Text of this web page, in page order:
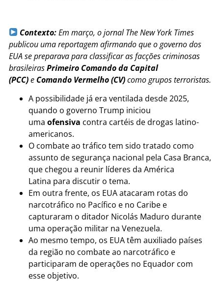
Contexto:Em março, o jornal The New York Times
publicou uma reportagem afirmando que o governo dos
EUA se preparava para classificar as facções criminosas
brasileirasPrimeiro Comando da Capital
(PCC)e Comando Vermelho (CV)como grupos terroristas.
A possibilidade já era ventilada desde 2025,
quando o governo Trump iniciou
uma ofensiva contra cartéis de drogas latino-
americanos.
O combate ao tráfico tem sido tratado como
assunto de segurança nacional pela Casa Branca,
que chegou a reunir líderes da América
Latina para discutir o tema.
Em outra frente, os EUA atacaram rotas do
narcotráfico no Pacífico e no Caribe e
capturaram o ditador Nicolás Maduro durante
uma operação militar na Venezuela.
Ao mesmo tempo, os EUA têm auxiliado países
da região no combate ao narcotráfico e
participaram de operações no Equador com
esse objetivo.